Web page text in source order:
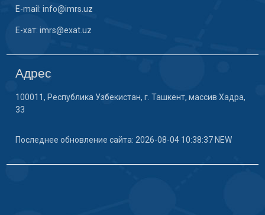
E-mail: info@imrs.uz
E-хат: imrs@exat.uz
Адрес
100011, Республика Узбекистан, г. Ташкент, массив Хадра,
33
Последнее обновление сайта: 2026-08-04 10:38:37 NEW